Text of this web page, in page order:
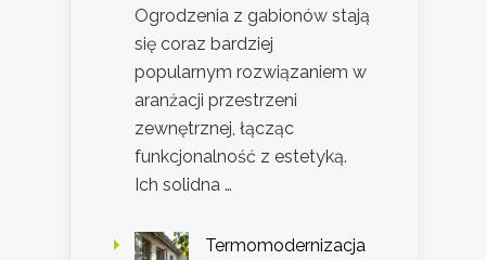
Ogrodzenia z gabionów stają
się coraz bardziej
popularnym rozwiązaniem w
aranżacji przestrzeni
zewnętrznej, łącząc
funkcjonalność z estetyką.
Ich solidna …
Termomodernizacja